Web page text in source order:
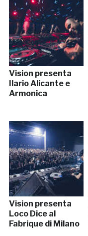
Vision presenta
Ilario Alicante e
Armonica
Vision presenta
Loco Dice al
Fabrique di Milano